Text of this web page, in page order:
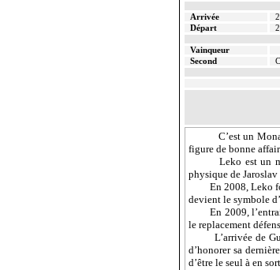
Arrivée
Départ
Vainqueur
Second
C’est un
figure de bonne
Leko est un
physique de Jaroslav
En 2008, Leko
devient le symbole
En 2009,
le replacement
L’arrivée de
d’honorer sa
d’être le seul à en